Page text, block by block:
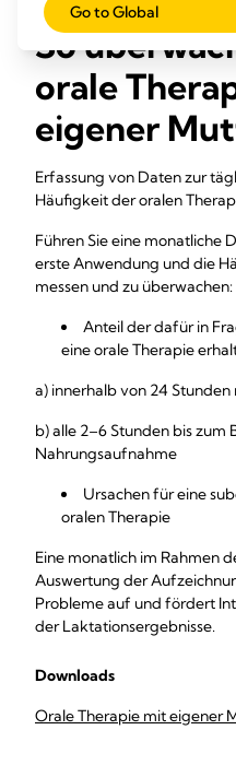
So
orale
eigener
Erfassung von Daten zur
Häufigkeit der oralen
Führen Sie eine monatliche
erste Anwendung und die
messen und zu überwachen:
Anteil der dafür in
eine orale Therapie
a) innerhalb von 24
b) alle 2–6 Stunden bis zum
Nahrungsaufnahme
Ursachen für eine
oralen Therapie
Eine monatlich im Rahmen
Auswertung der
Probleme auf und fördert
der Laktationsergebnisse.
Downloads
Orale Therapie mit eigener
Go to Global